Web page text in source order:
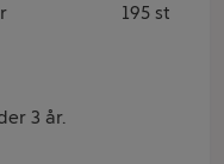
195 st
3 år.